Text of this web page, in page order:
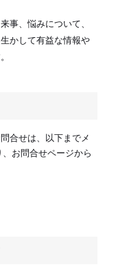
事、悩みについて、
かして有益な情報や
合せは、以下までメ
お問合せページから